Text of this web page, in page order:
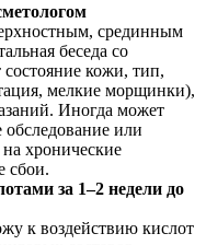
срединным
беседа со
кожи, тип,
мелкие морщинки),
Иногда может
обследование или
хронические
сбои.
за 1–2 недели до
к воздействию кислот